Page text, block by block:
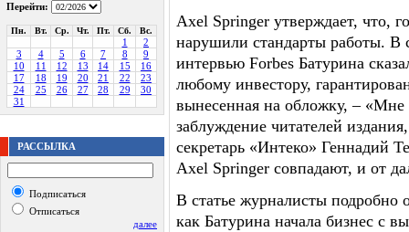
Перейти:
Пн. Вт. Ср. Чт. Пт. Сб. Вс.
1
2
3
4 5 6 7 8
9
10
11 12 13 14 15
16
17
18 19 20 21 22
23
24
25 26 27 28 29
30
31
РАССЫЛКА
Подписаться
Отписаться
далее
Axel Springer утверждает, что,
нарушили стандарты работы. В
интервью Forbes Батурина
любому инвестору,
вынесенная на обложку, – «Мне
заблуждение читателей
секретарь «Интеко» Геннадий
Axel Springer совпадают, и от
В статье журналисты подробно
как Батурина начала бизнес с